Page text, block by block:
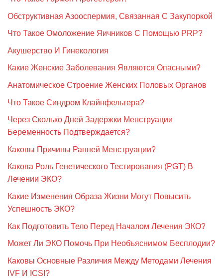
Обструктивная Азооспермия, Связанная С Закупоркой
Что Такое Омоложение Яичников С Помощью PRP?
Акушерство И Гинекология
Какие Женские Заболевания Являются Опасными?
Анатомическое Строение Женских Половых Органов
Что Такое Синдром Клайнфельтера?
Через Сколько Дней Задержки Менструации
Беременность Подтверждается?
Каковы Причины Ранней Менструации?
Какова Роль Генетического Тестирования (PGT) В
Лечении ЭКО?
Какие Изменения Образа Жизни Могут Повысить
Успешность ЭКО?
Как Подготовить Тело Перед Началом Лечения ЭКО?
Может Ли ЭКО Помочь При Необъяснимом Бесплодии?
Каковы Основные Различия Между Методами Лечения
IVF И ICSI?